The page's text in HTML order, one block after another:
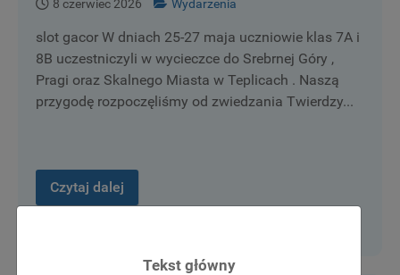
8 czerwiec 2026 Wydarzenia
slot gacor W dniach 25-27 maja uczniowie klas 7A i
8B uczestniczyli w wycieczce do Srebrnej Góry ,
Pragi oraz Skalnego Miasta w Teplicach . Naszą
przygodę rozpoczęliśmy od zwiedzania Twierdzy...
Czytaj dalej
Tekst główny